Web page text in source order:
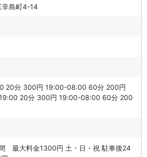
辛島町4-14
20分 300円 19:00-08:00 60分 200円
20分 300円 19:00-08:00 60分 200
最大料金1300円 土・日・祝 駐車後24